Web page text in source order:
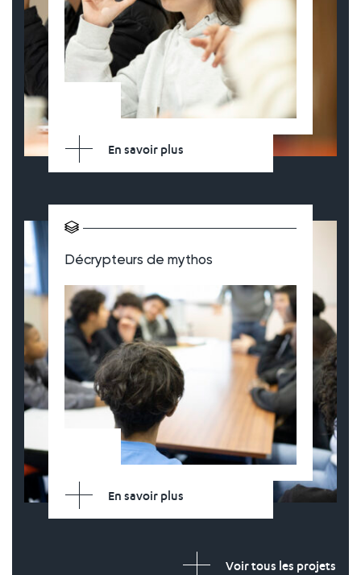
En savoir plus
Décrypteurs de mythos
En savoir plus
Voir tous les projets